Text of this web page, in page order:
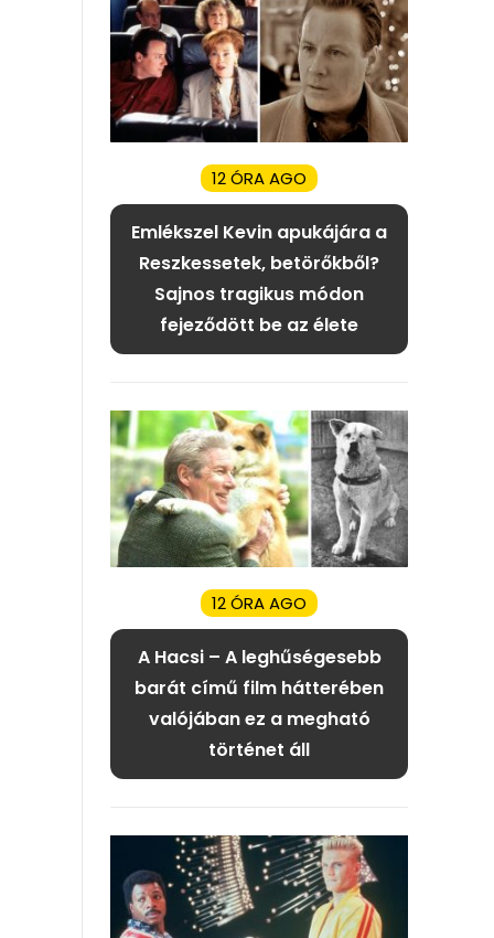
12 ÓRA AGO
Emlékszel Kevin apukájára a
Reszkessetek, betörőkből?
Sajnos tragikus módon
fejeződött be az élete
12 ÓRA AGO
A Hacsi – A leghűségesebb
barát című film hátterében
valójában ez a megható
történet áll